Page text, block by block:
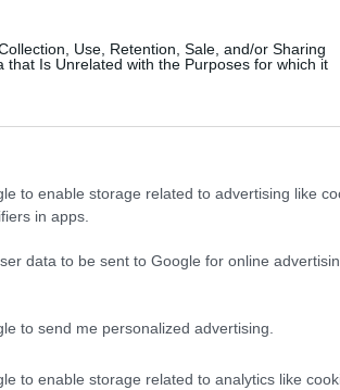
Use, Retention, Sale, and/or Sharing
that Is Unrelated with the Purposes for which it
to enable storage related to advertising like
in apps.
data to be sent to Google for online
to send me personalized advertising.
to enable storage related to analytics like